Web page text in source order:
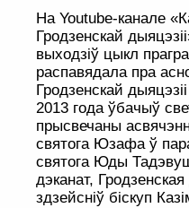
На Youtube-канале
Гродзенскай
выходзіў цыкл
распавядала пра
Гродзенскай
2013 года ўбачыў
прысвечаны
святога Юзафа ў
святога Юды
дэканат,
здзейсніў біскуп